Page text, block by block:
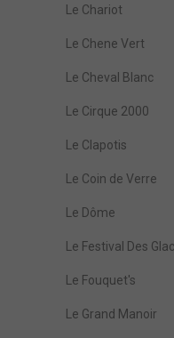
Le Chariot
Le Chene Vert
Le Cheval Blanc
Le Cirque 2000
Le Clapotis
Le Coin de Verre
Le Dôme
Le Festival Des
Le Fouquet's
Le Grand Manoir